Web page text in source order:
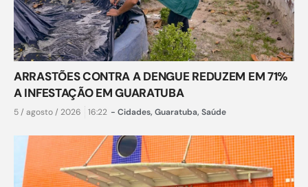
ARRASTÕES CONTRA A DENGUE REDUZEM EM 71%
A INFESTAÇÃO EM GUARATUBA
5 / agosto / 2026 16:22 - Cidades, Guaratuba, Saúde